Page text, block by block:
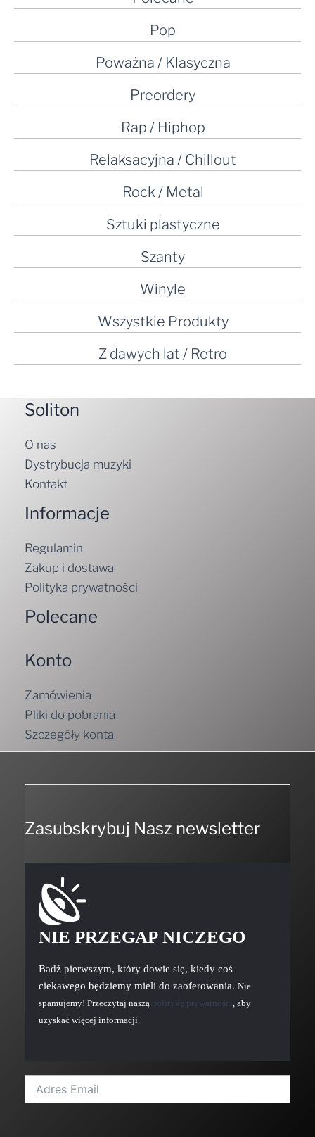
Pop
Poważna / Klasyczna
Preordery
Rap / Hiphop
Relaksacyjna / Chillout
Rock / Metal
Sztuki plastyczne
Szanty
Winyle
Wszystkie Produkty
Z dawych lat / Retro
Soliton
O nas
Dystrybucja muzyki
Kontakt
Informacje
Regulamin
Zakup i dostawa
Polityka prywatności
Polecane
Konto
Zamówienia
Pliki do pobrania
Szczegóły konta
Zasubskrybuj Nasz newsletter
NIE PRZEGAP NICZEGO
Bądź pierwszym, który dowie się, kiedy coś
ciekawego będziemy mieli do zaoferowania. Nie
spamujemy! Przeczytaj naszą politykę prywatności, aby
uzyskać więcej informacji.